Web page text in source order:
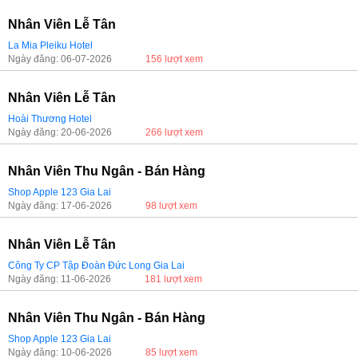
Nhân Viên Lễ Tân
La Mia Pleiku Hotel
Ngày đăng: 06-07-2026
156 lượt xem
Nhân Viên Lễ Tân
Hoài Thương Hotel
Ngày đăng: 20-06-2026
266 lượt xem
Nhân Viên Thu Ngân - Bán Hàng
Shop Apple 123 Gia Lai
Ngày đăng: 17-06-2026
98 lượt xem
Nhân Viên Lễ Tân
Công Ty CP Tập Đoàn Đức Long Gia Lai
Ngày đăng: 11-06-2026
181 lượt xem
Nhân Viên Thu Ngân - Bán Hàng
Shop Apple 123 Gia Lai
Ngày đăng: 10-06-2026
85 lượt xem